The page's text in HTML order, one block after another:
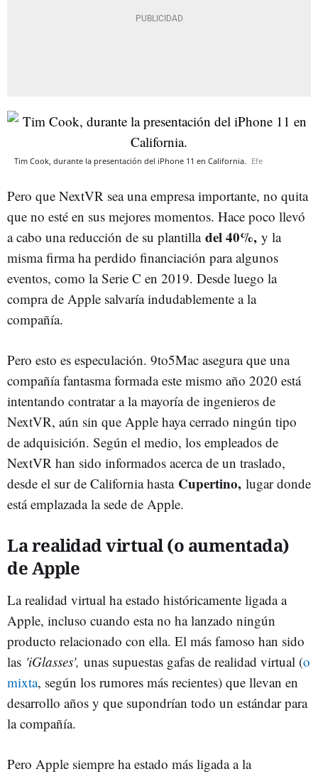
Tim Cook, durante la presentación del iPhone 11 en California. Efe
Pero que NextVR sea una empresa importante, no quita
que no esté en sus mejores momentos. Hace poco llevó
a cabo una reducción de su plantilla del 40%, y la
misma firma ha perdido financiación para algunos
eventos, como la Serie C en 2019. Desde luego la
compra de Apple salvaría indudablemente a la
compañía.
Pero esto es especulación. 9to5Mac asegura que una
compañía fantasma formada este mismo año 2020 está
intentando contratar a la mayoría de ingenieros de
NextVR, aún sin que Apple haya cerrado ningún tipo
de adquisición. Según el medio, los empleados de
NextVR han sido informados acerca de un traslado,
desde el sur de California hasta Cupertino, lugar donde
está emplazada la sede de Apple.
La realidad virtual (o aumentada)
de Apple
La realidad virtual ha estado históricamente ligada a
Apple, incluso cuando esta no ha lanzado ningún
producto relacionado con ella. El más famoso han sido
las 'iGlasses', unas supuestas gafas de realidad virtual (o
mixta, según los rumores más recientes) que llevan en
desarrollo años y que supondrían todo un estándar para
la compañía.
Pero Apple siempre ha estado más ligada a la